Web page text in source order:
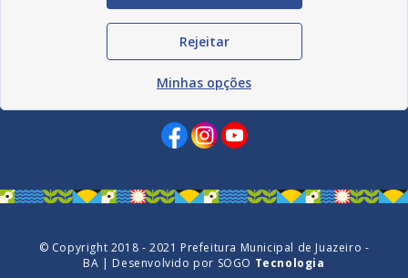
Redes Sociais
© Copyright 2018 - 2021 Prefeitura Municipal de Juazeiro -
BA | Desenvolvido por SOGO Tecnologia
Rejeitar
Minhas opções